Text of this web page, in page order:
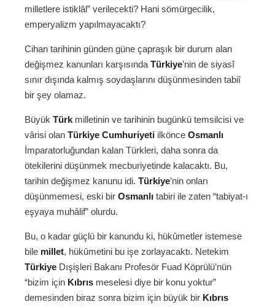
milletlere istiklâl” verilecekti? Hani sömürgecilik,
emperyalizm yapılmayacaktı?
Cihan tarihinin günden güne çapraşık bir durum alan
değişmez kanunları karşısında Türkiye’nin de siyasî
sınır dışında kalmış soydaşlarını düşünmesinden tabiî
bir şey olamaz.
Büyük Türk milletinin ve tarihinin bugünkü temsilcisi ve
vârisi olan Türkiye Cumhuriyeti ilkönce Osmanlı
İmparatorluğundan kalan Türkleri, daha sonra da
ötekilerini düşünmek mecburiyetinde kalacaktı. Bu,
tarihin değişmez kanunu idi. Türkiye’nin onları
düşünmemesi, eski bir Osmanlı tabiri ile zaten “tabiyat-ı
eşyaya muhâlif” olurdu.
Bu, o kadar güçlü bir kanundu ki, hükûmetler istemese
bile millet, hükûmetini bu işe zorlayacaktı. Netekim
Türkiye Dışişleri Bakanı Profesör Fuad Köprülü’nün
“bizim için Kıbrıs meselesi diye bir konu yoktur”
demesinden biraz sonra bizim için büyük bir Kıbrıs